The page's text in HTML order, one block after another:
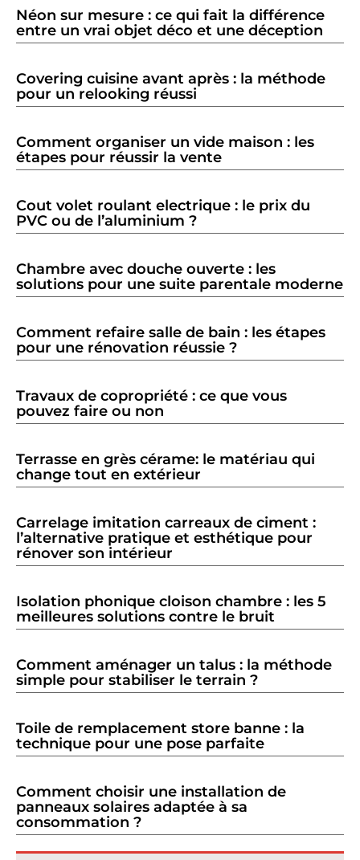
Néon sur mesure : ce qui fait la différence
entre un vrai objet déco et une déception
Covering cuisine avant après : la méthode
pour un relooking réussi
Comment organiser un vide maison : les
étapes pour réussir la vente
Cout volet roulant electrique : le prix du
PVC ou de l’aluminium ?
Chambre avec douche ouverte : les
solutions pour une suite parentale moderne
Comment refaire salle de bain : les étapes
pour une rénovation réussie ?
Travaux de copropriété : ce que vous
pouvez faire ou non
Terrasse en grès cérame: le matériau qui
change tout en extérieur
Carrelage imitation carreaux de ciment :
l’alternative pratique et esthétique pour
rénover son intérieur
Isolation phonique cloison chambre : les 5
meilleures solutions contre le bruit
Comment aménager un talus : la méthode
simple pour stabiliser le terrain ?
Toile de remplacement store banne : la
technique pour une pose parfaite
Comment choisir une installation de
panneaux solaires adaptée à sa
consommation ?